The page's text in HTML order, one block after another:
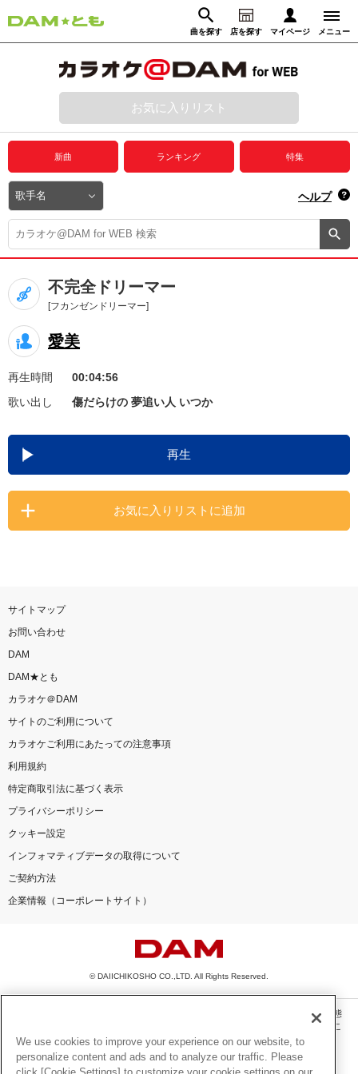
曲を探す 店を探す マイページ メニュー
動画からさがす 録音からさがす
ログイン
プレミアムサービス
DAM★とも動画
DAM★とも録音
カラオケ＠DAM
ユーザー検索
キャンペーン
お知らせ よくあるご質問
DAMの新曲・ランキングなど
カラオケ最新情報をチェック！
お気に入りリスト
新曲 ランキング 特集
ヘルプ
不完全ドリーマー
[フカンゼンドリーマー]
愛美
再生時間
00:04:56
歌い出し
傷だらけの 夢追い人 いつか
再生
お気に入りリストに追加
サイトマップ
お問い合わせ
DAM
DAM★とも
カラオケ＠DAM
サイトのご利用について
カラオケご利用にあたっての注意事項
利用規約
特定商取引法に基づく表示
プライバシーポリシー
クッキー設定
インフォマティブデータの取得について
ご契約方法
企業情報（コーポレートサイト）
© DAIICHIKOSHO CO.,LTD. All Rights Reserved.
このサイトに掲載されている一切の文章・画像・写真・動画・音声等を、手段や形態
を問わず、著作権法の定める範囲を超えて無断で複製、転載、ファイル化などするこ
とを禁じます。
楽曲及びコンテンツは、機種によりご利用いただけない場合があります。
We use cookies to improve your experience on our website, to
personalize content and ads and to analyze our traffic. Please